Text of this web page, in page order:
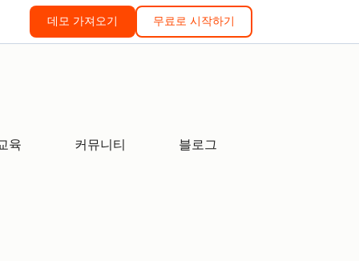
데모 가져오기 무료로 시작하기
육 커뮤니티 블로그